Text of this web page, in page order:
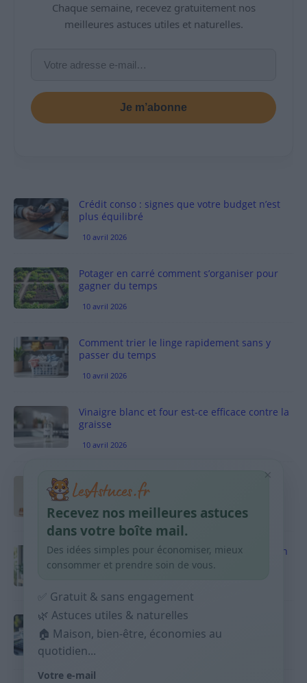
Chaque semaine, recevez gratuitement nos
meilleures astuces utiles et naturelles.
Je m’abonne
Crédit conso : signes que votre budget n’est
plus équilibré
10 avril 2026
Potager en carré comment s’organiser pour
gagner du temps
10 avril 2026
Comment trier le linge rapidement sans y
passer du temps
10 avril 2026
Vinaigre blanc et four est-ce efficace contre la
graisse
10 avril 2026
Taches pigmentaires : routine simple +
habitudes qui aident
9 avril 2026
Produits ménagers : comment économiser en
courses sans acheter 10 sprays
Budget mensuel : méthode rapide pour
répartir son salaire dès le jour de paie
9 avril 2026
×
Recevez nos meilleures astuces
dans votre boîte mail.
Des idées simples pour économiser, mieux
consommer et prendre soin de vous.
✅ Gratuit & sans engagement
🌿 Astuces utiles & naturelles
🏠 Maison, bien-être, économies au
quotidien...
Votre e-mail